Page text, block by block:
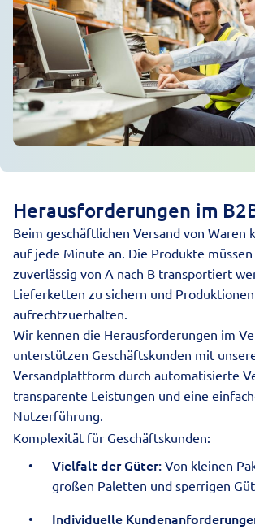
Herausforderungen im
Beim geschäftlichen Versand von Waren
auf jede Minute an. Die Produkte
zuverlässig von A nach B transportiert
Lieferketten zu sichern und Produktionen
aufrechtzuerhalten.
Wir kennen die Herausforderungen im
unterstützen Geschäftskunden mit
Versandplattform durch automatisierte
transparente Leistungen und eine
Nutzerführung.
Komplexität für Geschäftskunden:
Vielfalt der Güter: Von kleinen
großen Paletten und sperrigen
Individuelle